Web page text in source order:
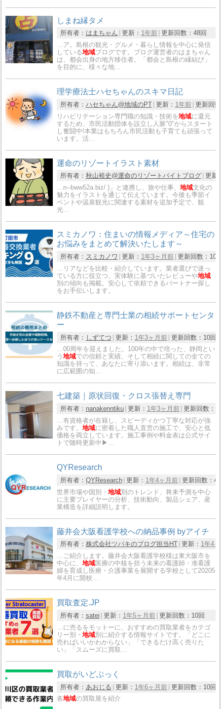
しまね縁タメ
所有者： はまちゃん 更新： 1年前 更新回数： 48回
…ア。島根の観光・グルメ・暮らし情報を中心に発信
している地域ブログです。ブログ運営者のはまちゃん
は、都会出身の地方移住者。「都会と島根の縁結び」
を目的に、様々な地…
理学療法士ハセちゃんのスキマ日記
所有者： ハセちゃん@地域のPT 更新： 1年前 更新回
リハビリテーション専門職の知識・技術を地域に還元
するため、市民活動団体を設立し人脈"0"からスタート
し奮闘中!本業はもちろん市民活動も子育ても頑張って
います。活…
運命のリゾートイラスト素材
所有者： 秋山裕史@運命のリゾートバイトブログ 更新
…n--bww52a.biz/ )」と連携し、旅や仕事、地域文化の
魅力をイラストを通じて伝えています。今後も季節イ
ベントや温泉観光に関連する素材を追加予定で、観
光…
スミカノワ：住まいの情報メディア～住宅の
お悩みをまとめて解決いたします～
所有者： スミカノワ 更新： 1年3ヶ月前 更新回数： 10
…リアなどを比較・紹介しています。業者選びで迷っ
ている方に役立つ、実体験に基づいたレビューや地域
別の傾向も掲載。安心して依頼できるパートナー探し
をお手伝いします。
静鉄不動産と専門士業の相続サポートセンタ
ー
所有者： しずてつ 更新： 1年3ヶ月前 更新回数： 10回
…00周年を迎えました。100年の中で培った、静岡とい
う地域での信頼と実績、そして相続に関しての全ての
知識を持って、あなたに寄り添います。相続は、非常
に広範囲の知…
七建築｜原状回復・クロス張替え専門
所有者： nanakenntiku 更新： 1年3ヶ月前 更新回数：
…有資格者が在籍し、スピーディかつ丁寧な対応が強
みです。地域に密着した職人直営の施工で、安心と低
価格を両立しています。施工事例や料金表は公式サイ
トで随時更新中▶︎…
QYResearch
所有者： QYResearch 更新： 1年4ヶ月前 更新回数：
世界市場や国別・地域別のトレンド、将来予測を中心
に主要プレイヤーの分析、技術動向、製品シェア、産
業構造を詳細説明します。
藤井会大阪看護学校への納品事例 byアイチ
所有者： 株式会社ツバキのブログ担当HT 更新： 1年4
…ご紹介します。藤井会大阪看護学校様は東大阪市を
中心に、地域医療の中核を担う未来の看護師・准看護
婦を育成し医療・介護事業を展開する学校として20205
年4月に開校…
買取査定.JP
所有者： satei 更新： 1年5ヶ月前 更新回数： 10回
…に売るをモットーに、おすすめの買取業者をカテゴ
リー別・地域別に紹介する情報サイトです。「どこに
売ればいいかわからない」「できるだけ高く売りた
い」「スムーズに買取…
買取がいどぶっく
所有者： あおじる 更新： 1年6ヶ月前 更新回数： 10回
各地域の買取屋を紹介